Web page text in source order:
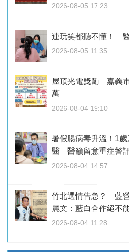
2026-08-05 17:23
連玩笑都聽不懂！
2026-08-05 11:35
屋頂光電獎勵 嘉義
萬
2026-08-04 19:10
暑假腸病毒升溫！1
醫 醫籲留意重症警
2026-08-04 14:57
竹北選情告急？ 藍
麗文：藍白合作絕不
2026-08-04 11:28